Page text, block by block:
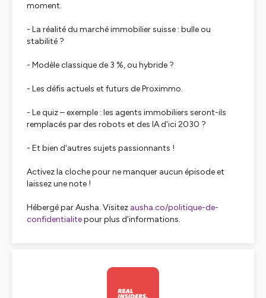
moment.
- La réalité du marché immobilier suisse : bulle ou
stabilité ?
- Modèle classique de 3 %, ou hybride ?
- Les défis actuels et futurs de Proximmo.
- Le quiz – exemple : les agents immobiliers seront-ils
remplacés par des robots et des IA d'ici 2030 ?
- Et bien d'autres sujets passionnants !
Activez la cloche pour ne manquer aucun épisode et
laissez une note !
Hébergé par Ausha. Visitez ausha.co/politique-de-
confidentialitepour plus d'informations.